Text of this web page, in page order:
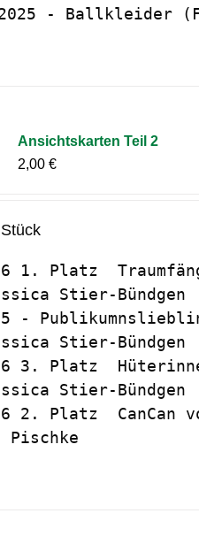
- Ballkleider
Ansichtskarten Teil 2
2,00 €
1. Platz
Stier-Bündgen
-
Stier-Bündgen
3. Platz
Stier-Bündgen
2. Platz  CanCan
Pischke